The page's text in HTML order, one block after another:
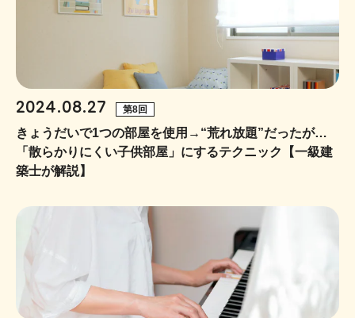
2024.08.27 第8回
きょうだいで1つの部屋を使用→“荒れ放題”だったが…
「散らかりにくい子供部屋」にするテクニック【一級建
築士が解説】